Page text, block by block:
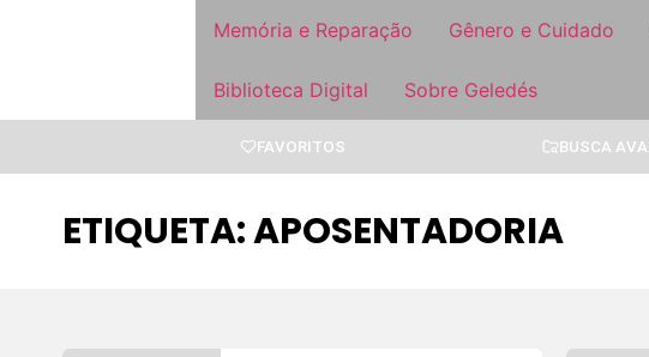
Memória e Reparação Gênero e Cuidado
Biblioteca Digital Sobre Geledés
FAVORITOS BUSCA
ETIQUETA: APOSENTADORIA